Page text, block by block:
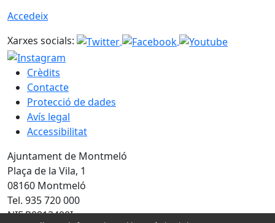
Accedeix
Xarxes socials:
Crèdits
Contacte
Protecció de dades
Avís legal
Accessibilitat
Ajuntament de Montmeló
Plaça de la Vila, 1
08160 Montmeló
Tel. 935 720 000
NIF P0813400I